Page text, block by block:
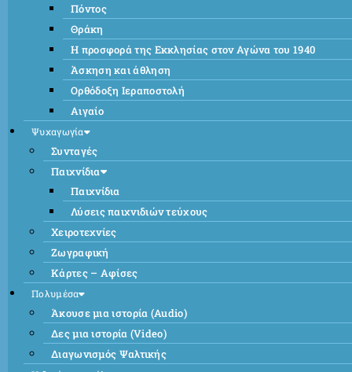
Πόντος
Θράκη
Η προσφορά της Εκκλησίας στον Αγώνα του 1940
Άσκηση και άθληση
Ορθόδοξη Ιεραποστολή
Αιγαίο
Ψυχαγωγία
Συνταγές
Παιχνίδια
Παιχνίδια
Λύσεις παιχνιδιών τεύχους
Χειροτεχνίες
Ζωγραφική
Κάρτες – Αφίσες
Πολυμέσα
Άκουσε μια ιστορία (Audio)
Δες μια ιστορία (Video)
Διαγωνισμός Ψαλτικής